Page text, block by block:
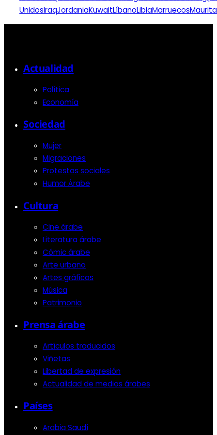
UnidosIraqJordaniaKuwaitLíbanoLibiaMarruecos
Actualidad
Política
Economía
Sociedad
Mujer
Migraciones
Protestas sociales
Humor Árabe
Cultura
Cine árabe
Literatura árabe
Cómic árabe
Arte urbano
Artes gráficas
Música
Patrimonio
Prensa árabe
Artículos traducidos
Viñetas
Libertad de expresión
Actualidad de medios árabes
Países
Arabia Saudí